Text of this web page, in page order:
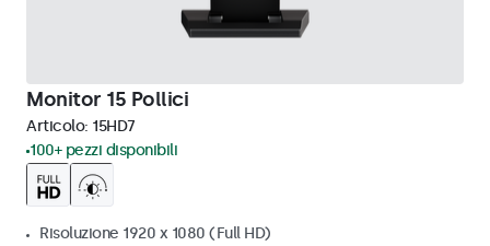
Monitor 15 Pollici
Articolo: 15HD7
100+ pezzi disponibili
Risoluzione 1920 x 1080 (Full HD)